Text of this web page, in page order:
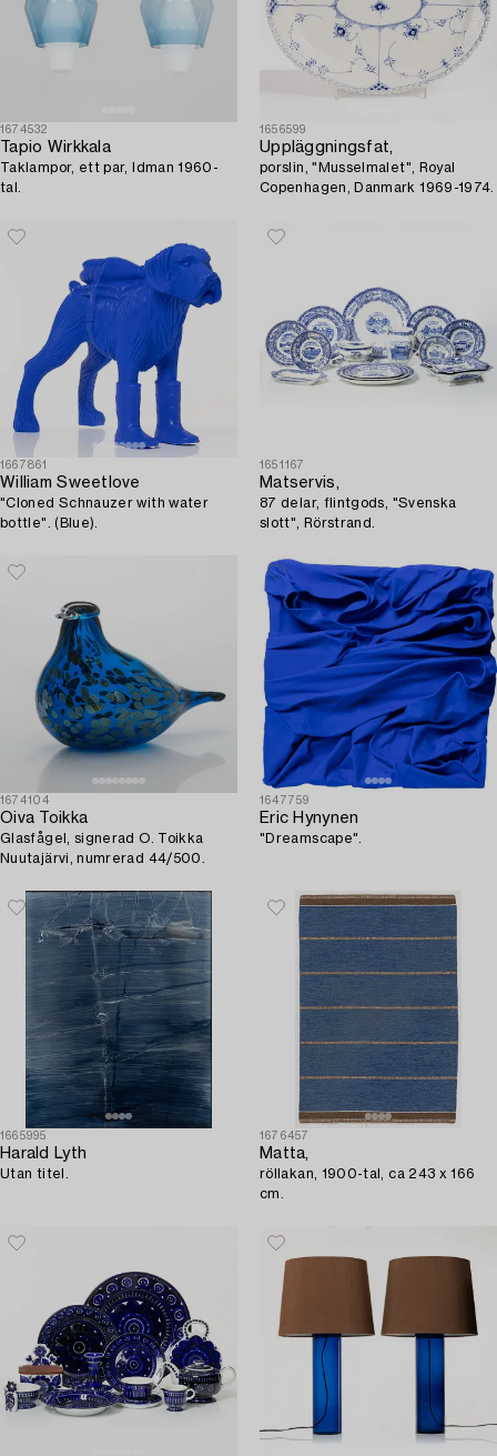
1674532
Tapio Wirkkala
Taklampor, ett par, Idman 1960-
tal.
1656599
Uppläggningsfat,
porslin, "Musselmalet", Royal
Copenhagen, Danmark 1969-1974.
1667861
William Sweetlove
"Cloned Schnauzer with water
bottle". (Blue).
1651167
Matservis,
87 delar, flintgods, "Svenska
slott", Rörstrand.
1674104
Oiva Toikka
Glasfågel, signerad O. Toikka
Nuutajärvi, numrerad 44/500.
1647759
Eric Hynynen
"Dreamscape".
1665995
Harald Lyth
Utan titel.
1676457
Matta,
röllakan, 1900-tal, ca 243 x 166
cm.